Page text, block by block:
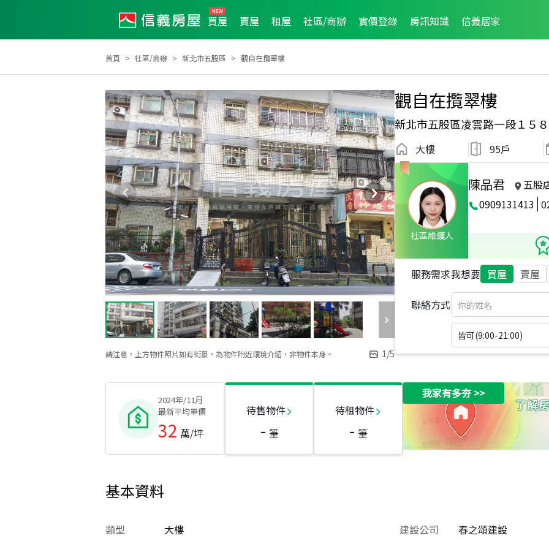
買屋 賣屋 租屋 社區/商辦 實價登錄 房訊知識 信義居家
首頁 社區/商辦 新北市五股區 觀自在攬翠樓
請注意，上方物件照片如有街景，為物件附近環境介紹，非物件本身。 1/5
觀自在攬翠樓
新北市五股區凌雲路一段１５
大樓 95戶
社區維護人
陳品君
五股
0909131413
2026年7月區成件TOP3 2024年3月區成件TOP3 2026年7月龍虎榜 2024年3月龍虎榜
服務需求我想要 買屋 賣屋
聯絡方式
皆可(9:00-21:00)
2024年/11月
最新平均單價
32 萬/坪
待售物件
- 筆
待租物件
- 筆
我家有多夯>>
基本資料
類型 大樓 建設公司 春之頌建設